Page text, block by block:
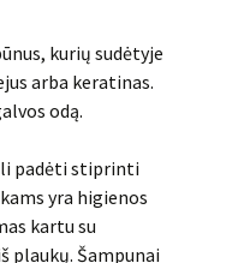
kurių sudėtyje
arba keratinas.
odą.
padėti stiprinti
yra higienos
kartu su
plaukų. Šampunai